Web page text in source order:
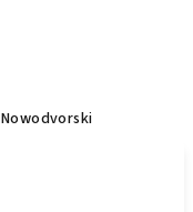
Nowodvorski